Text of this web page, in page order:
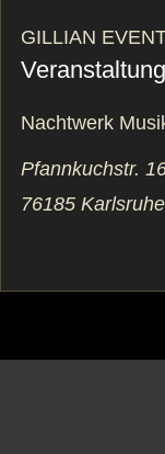
Nachtwerk
Pfannkuchstr.
76185 Karlsruhe
GILLIAN